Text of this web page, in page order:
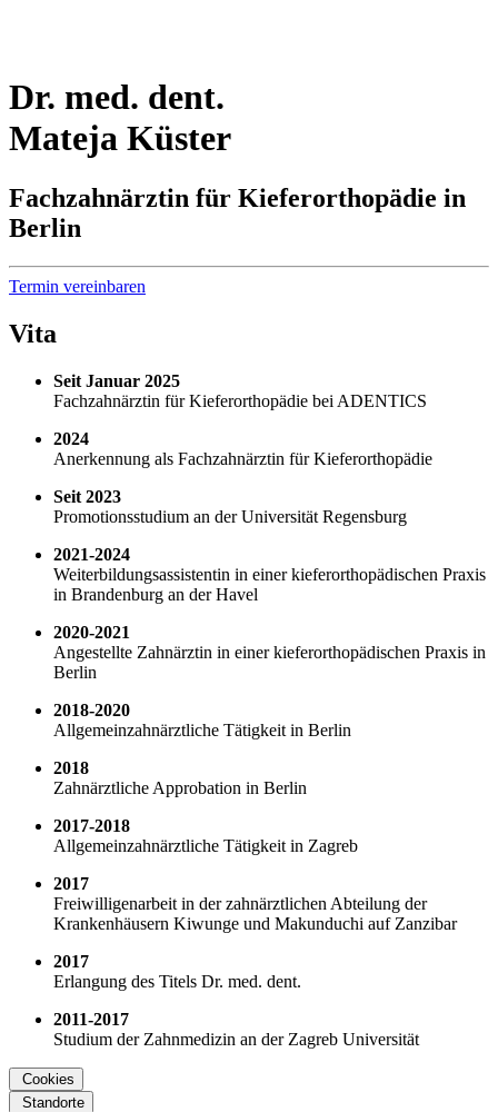
Dr. med. dent.
Mateja Küster
Fachzahnärztin für Kieferorthopädie in
Berlin
Termin vereinbaren
Vita
Seit Januar 2025
Fachzahnärztin für Kieferorthopädie bei ADENTICS
2024
Anerkennung als Fachzahnärztin für Kieferorthopädie
Seit 2023
Promotionsstudium an der Universität Regensburg
2021-2024
Weiterbildungsassistentin in einer kieferorthopädischen Praxis
in Brandenburg an der Havel
2020-2021
Angestellte Zahnärztin in einer kieferorthopädischen Praxis in
Berlin
2018-2020
Allgemeinzahnärztliche Tätigkeit in Berlin
2018
Zahnärztliche Approbation in Berlin
2017-2018
Allgemeinzahnärztliche Tätigkeit in Zagreb
2017
Freiwilligenarbeit in der zahnärztlichen Abteilung der
Krankenhäusern Kiwunge und Makunduchi auf Zanzibar
2017
Erlangung des Titels Dr. med. dent.
2011-2017
Studium der Zahnmedizin an der Zagreb Universität
Cookies
Standorte